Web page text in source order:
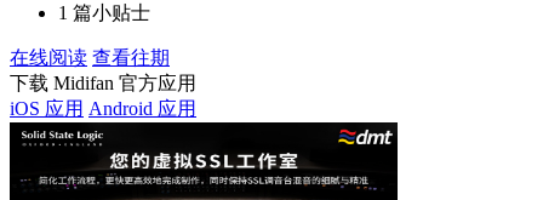
1 篇小贴士
在线阅读 查看往期
下载 Midifan 官方应用
iOS 应用 Android 应用